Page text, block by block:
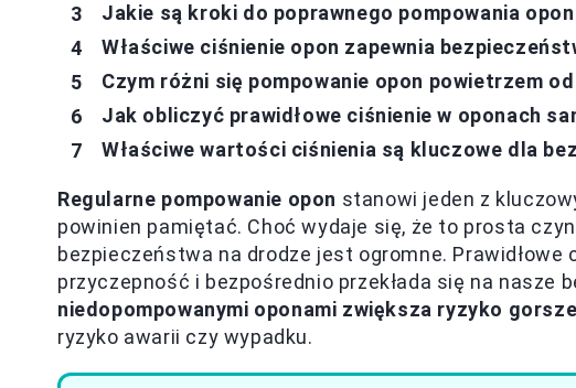
Jakie są kroki do poprawnego pompowania
Właściwe ciśnienie opon zapewnia
Czym różni się pompowanie opon powietrzem
Jak obliczyć prawidłowe ciśnienie w oponach
Właściwe wartości ciśnienia są kluczowe dla
Regularne pompowanie opon stanowi jeden z
powinien pamiętać. Choć wydaje się, że to prosta
bezpieczeństwa na drodze jest ogromne. Prawidłowe
przyczepność i bezpośrednio przekłada się na nasze
niedopompowanymi oponami zwiększa ryzyko
ryzyko awarii czy wypadku.